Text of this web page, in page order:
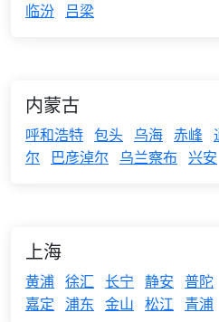
临汾 吕梁
内蒙古
呼和浩特 包头 乌海 赤峰
尔
巴彦淖尔 乌兰察布 兴安
上海
黄浦 徐汇 长宁 静安 普陀
嘉定 浦东 金山 松江 青浦